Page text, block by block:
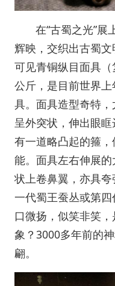
在“古蜀之光”
辉映，交织出古蜀
可见青铜纵目面具
公斤，是目前世界
具。面具造型奇特
呈外突状，伸出眼
有一道略凸起的箍
能。面具左右伸展
状上卷鼻翼，亦具
一代蜀王蚕丛或第
口微扬，似笑非笑
象？3000多年前的
翩。